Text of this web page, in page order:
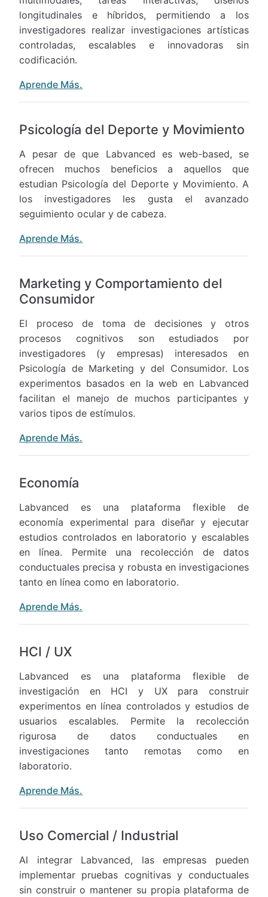
longitudinales e híbridos, permitiendo a los
investigadores realizar investigaciones artísticas
controladas, escalables e innovadoras sin
codificación.
Aprende Más.
Psicología del Deporte y Movimiento
A pesar de que Labvanced es web-based, se
ofrecen muchos beneficios a aquellos que
estudian Psicología del Deporte y Movimiento. A
los investigadores les gusta el avanzado
seguimiento ocular y de cabeza.
Aprende Más.
Marketing y Comportamiento del
Consumidor
El proceso de toma de decisiones y otros
procesos cognitivos son estudiados por
investigadores (y empresas) interesados en
Psicología de Marketing y del Consumidor. Los
experimentos basados en la web en Labvanced
facilitan el manejo de muchos participantes y
varios tipos de estímulos.
Aprende Más.
Economía
Labvanced es una plataforma flexible de
economía experimental para diseñar y ejecutar
estudios controlados en laboratorio y escalables
en línea. Permite una recolección de datos
conductuales precisa y robusta en investigaciones
tanto en línea como en laboratorio.
Aprende Más.
HCI / UX
Labvanced es una plataforma flexible de
investigación en HCI y UX para construir
experimentos en línea controlados y estudios de
usuarios escalables. Permite la recolección
rigurosa de datos conductuales en
investigaciones tanto remotas como en
laboratorio.
Aprende Más.
Uso Comercial / Industrial
Al integrar Labvanced, las empresas pueden
implementar pruebas cognitivas y conductuales
sin construir o mantener su propia plataforma de